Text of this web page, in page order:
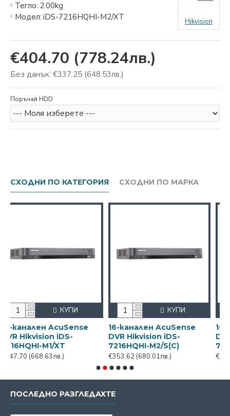
€404.70 (778.24лв.)
Без данък: €337.25 (648.53лв.)
Тегло: 2.00kg
Модел: iDS-7216HQHI-M2/XT Hikvision
Поръчай HDD
СХОДНИ ПО КАТЕГОРИЯ СХОДНИ ПО МАРКА
AcuSense
iDS-
M1/XT
КУПИ
16-канален AcuSense
DVR Hikvision iDS-
7216HQHI-M2/S(C)
(680.01лв.)
КУПИ
16-
DVR
7216HUHI-
ПОСЛЕДНО РАЗГЛЕДАХТЕ